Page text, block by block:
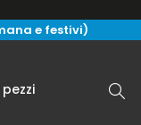
e festivi)
Search